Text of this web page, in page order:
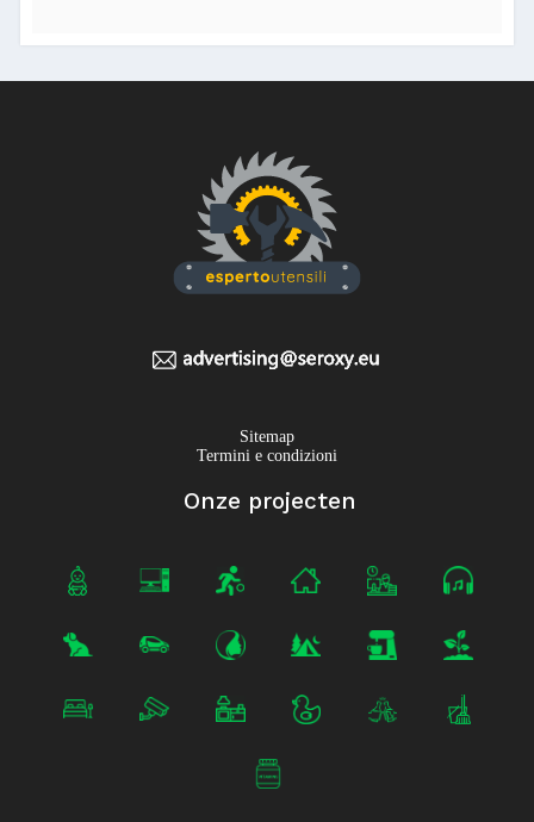
Sitemap
Termini e condizioni
Onze projecten